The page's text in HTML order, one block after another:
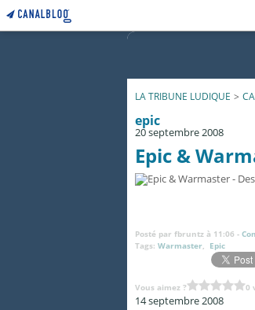
LA TRIBUNE LUDIQUE >
epic
20 septembre 2008
Epic &
Posté par fbruntz à 11:06 -
Tags: Warmaster, Epic
Vous aimez ? 0
14 septembre 2008